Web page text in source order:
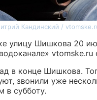
Кандинский /
улицу Шишкова 20
в конце Шишкова.
звонили уже
в субботу.